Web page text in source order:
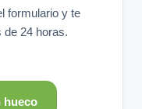
formulario y te
de 24 horas.
hueco